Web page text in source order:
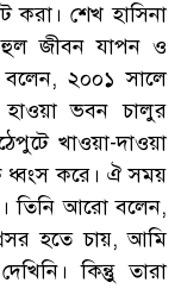
করা। শেখ হাসিনা
জীবন যাপন ও
২০০১ সালে
হাওয়া ভবন চালুর
খাওয়া-দাওয়া
ধ্বংস করে। ঐ সময়
তিনি আরো বলেন,
হতে চায়, আমি
কিন্তুু তারা